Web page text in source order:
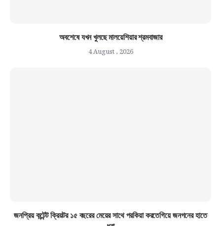
অবশেষে যখন খুলছে মালয়েশিয়ার শ্রমবাজার
4 August , 2026
জনপ্রিয় কন্টেন্ট ক্রিয়টর ১৫ বছরের মেয়ের সাথে পরকিয়া করতেগিয়ে জনগনের হাতে